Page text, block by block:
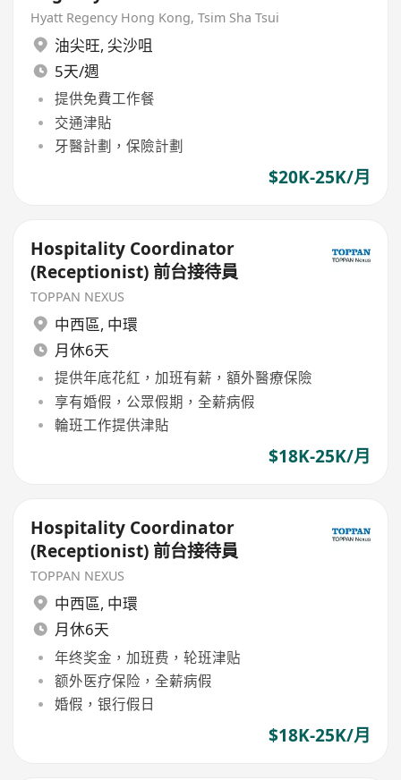
Hyatt Regency Hong Kong, Tsim Sha Tsui
油尖旺, 尖沙咀
5天/週
提供免費工作餐
交通津貼
牙醫計劃，保險計劃
$20K-25K/月
Hospitality Coordinator
(Receptionist) 前台接待員
TOPPAN NEXUS
中西區, 中環
月休6天
提供年底花紅，加班有薪，額外醫療保險
享有婚假，公眾假期，全薪病假
輪班工作提供津貼
$18K-25K/月
Hospitality Coordinator
(Receptionist) 前台接待員
TOPPAN NEXUS
中西區, 中環
月休6天
年终奖金，加班费，轮班津贴
额外医疗保险，全薪病假
婚假，银行假日
$18K-25K/月